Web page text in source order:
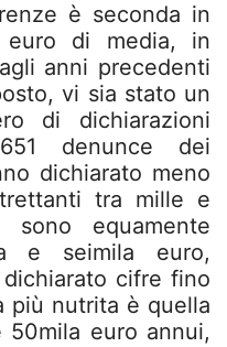
è seconda in
euro di media, in
anni precedenti
vi sia stato un
di dichiarazioni
denunce dei
dichiarato meno
tra mille e
sono equamente
e seimila euro,
cifre fino
più nutrita è quella
euro annui,